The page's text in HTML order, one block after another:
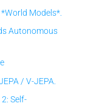
Models*.
Autonomous
/ V-JEPA.
Self-